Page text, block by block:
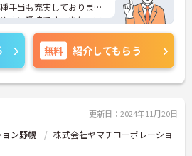
手当も充実しております
すい環境です。また、マ
勤も楽々です◎
ビ介護職までお問い合わ
無料 紹介してもらう
更新日：2024年11月20日
ン野幌
株式会社ヤマチコーポレーショ